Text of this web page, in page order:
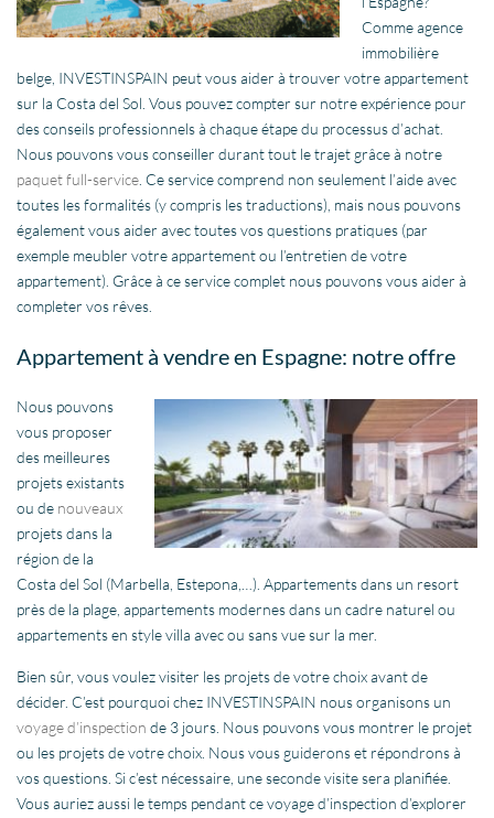
Comme agence
immobilière
belge, INVESTINSPAIN peut vous aider à trouver votre appartement
sur la Costa del Sol. Vous pouvez compter sur notre expérience pour
des conseils professionnels à chaque étape du processus d’achat.
Nous pouvons vous conseiller durant tout le trajet grâce à notre
paquet full-service . Ce service comprend non seulement l’aide avec
toutes les formalités (y compris les traductions), mais nous pouvons
également vous aider avec toutes vos questions pratiques (par
exemple meubler votre appartement ou l’entretien de votre
appartement). Grâce à ce service complet nous pouvons vous aider à
completer vos rêves.
Appartement à vendre en Espagne: notre offre
Nous pouvons
vous proposer
des meilleures
projets existants
ou de nouveaux
projets dans la
région de la
Costa del Sol (Marbella, Estepona,…). Appartements dans un resort
près de la plage, appartements modernes dans un cadre naturel ou
appartements en style villa avec ou sans vue sur la mer.
Bien sûr, vous voulez visiter les projets de votre choix avant de
décider. C’est pourquoi chez INVESTINSPAIN nous organisons un
voyage d’inspection de 3 jours. Nous pouvons vous montrer le projet
ou les projets de votre choix. Nous vous guiderons et répondrons à
vos questions. Si c’est nécessaire, une seconde visite sera planifiée.
Vous auriez aussi le temps pendant ce voyage d’inspection d’explorer